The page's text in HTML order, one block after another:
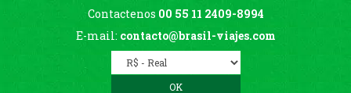
Contactenos 00 55 11 2409-8994
E-mail: contacto@brasil-viajes.com